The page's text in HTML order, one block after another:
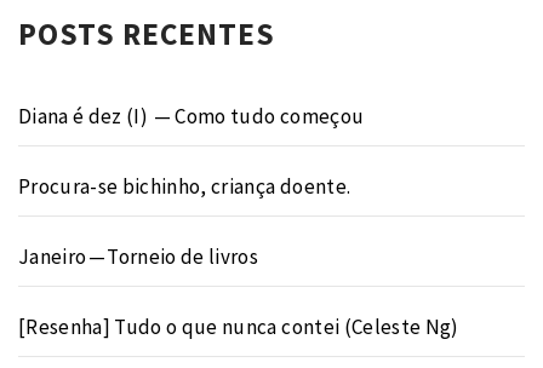
POSTS RECENTES
Diana é dez (I) — Como tudo começou
Procura-se bichinho, criança doente.
Janeiro — Torneio de livros
[Resenha] Tudo o que nunca contei (Celeste Ng)